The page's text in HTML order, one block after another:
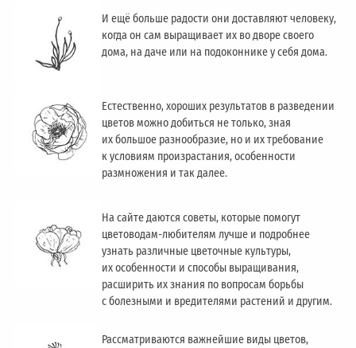
И ещё больше радости они доставляют человеку,
когда он сам выращивает их во дворе своего
дома, на даче или на подоконнике у себя дома.
Естественно, хороших результатов в разведении
цветов можно добиться не только, зная
их большое разнообразие, но и их требование
к условиям произрастания, особенности
размножения и так далее.
На сайте даются советы, которые помогут
цветоводам-любителям лучше и подробнее
узнать различные цветочные культуры,
их особенности и способы выращивания,
расширить их знания по вопросам борьбы
с болезными и вредителями растений и другим.
Рассматриваются важнейшие виды цветов,